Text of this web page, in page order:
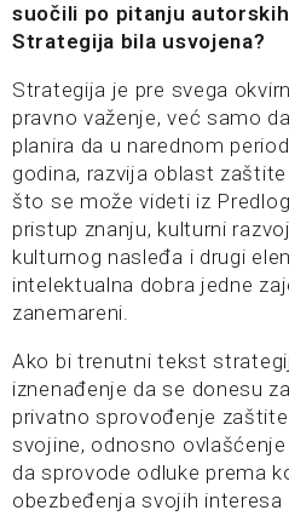
suočili po pitanju
Strategija bila usvojena?
Strategija je pre svega
pravno važenje, već samo
planira da u narednom
godina, razvija oblast
što se može videti iz
pristup znanju, kulturni
kulturnog nasleđa i drugi
intelektualna dobra jedne
zanemareni.
Ako bi trenutni tekst
iznenađenje da se donesu
privatno sprovođenje
svojine, odnosno
da sprovode odluke prema
obezbeđenja svojih interesa